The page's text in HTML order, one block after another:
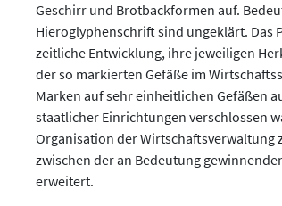
Geschirr und Brotbackformen auf.
Hieroglyphenschrift sind ungeklärt. Das
zeitliche Entwicklung, ihre jeweiligen
der so markierten Gefäße im
Marken auf sehr einheitlichen Gefäßen
staatlicher Einrichtungen verschlossen
Organisation der Wirtschaftsverwaltung
zwischen der an Bedeutung
erweitert.